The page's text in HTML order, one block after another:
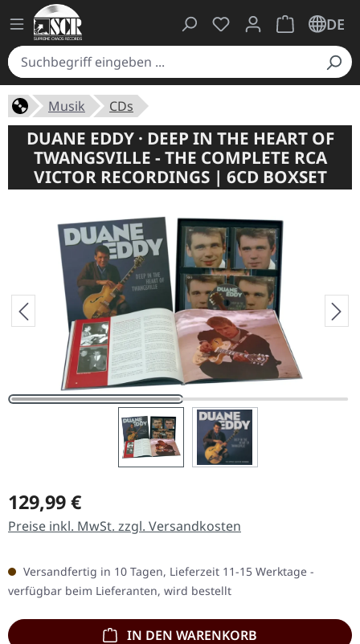
Du hast 0 Produkte
Warenkorb
DE
Musik CDs
DUANE EDDY · DEEP IN THE HEART OF
TWANGSVILLE - THE COMPLETE RCA
VICTOR RECORDINGS | 6CD BOXSET
Regulärer Preis:
129,99 €
Preise inkl. MwSt. zzgl. Versandkosten
Versandfertig in 10 Tagen, Lieferzeit 11-15 Werktage -
verfügbar beim Lieferanten, wird bestellt
IN DEN WARENKORB